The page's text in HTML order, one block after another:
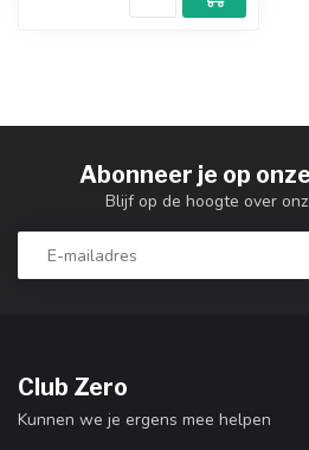
Abonneer je op
Blijf op de hoogte over
Club Zero
Kunnen we je ergens mee helpen